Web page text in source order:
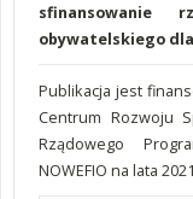
sfinansowanie
obywatelskiego
Publikacja jest
Centrum Rozwoju
Rządowego
NOWEFIO na lata